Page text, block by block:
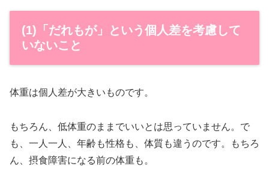
(1)「だれもが」という個人差を考慮して
いないこと
体重は個人差が大きいものです。
もちろん、低体重のままでいいとは思っていません。で
も、一人一人、年齢も性格も、体質も違うのです。もちろ
ん、摂食障害になる前の体重も。